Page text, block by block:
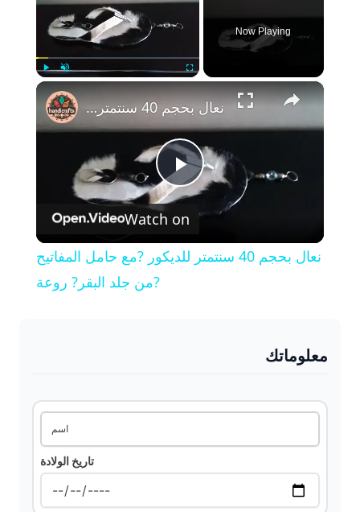
Now Playing
×
P
d
نعال بحجم 40 سنتمتر للديكور ?مع حامل المفاتيح من جلد البقر? روعة?
Watch on
نعال بحجم 40 سنتمتر للديكور ?مع حامل المفاتيح
من جلد البقر? روعة?
معلوماتك
اسم
تاريخ الولادة